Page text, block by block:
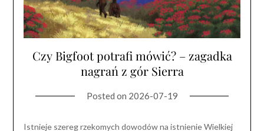
Czy Bigfoot potrafi mówić? – zagadka
nagrań z gór Sierra
Posted on 2026-07-19
Istnieje szereg rzekomych dowodów na istnienie Wielkiej